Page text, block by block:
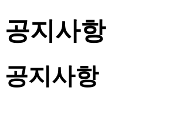
공지사항
공지사항